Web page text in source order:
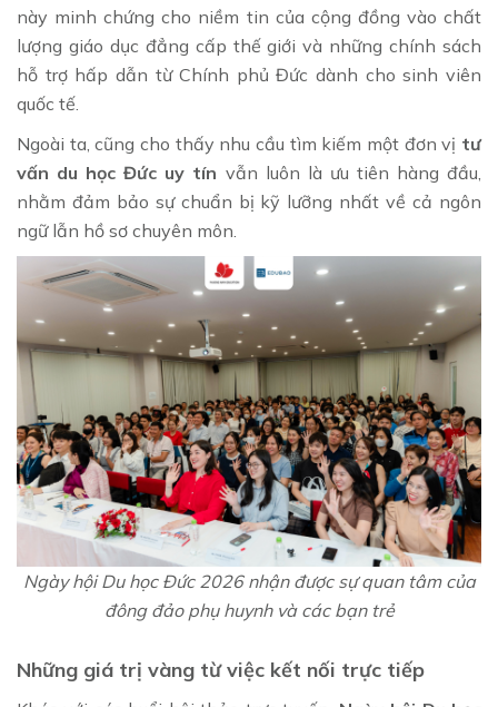
này minh chứng cho niềm tin của cộng đồng vào chất
lượng giáo dục đẳng cấp thế giới và những chính sách
hỗ trợ hấp dẫn từ Chính phủ Đức dành cho sinh viên
quốc tế.
Ngoài ta, cũng cho thấy nhu cầu tìm kiếm một đơn vị tư
vấn du học Đức uy tín vẫn luôn là ưu tiên hàng đầu,
nhằm đảm bảo sự chuẩn bị kỹ lưỡng nhất về cả ngôn
ngữ lẫn hồ sơ chuyên môn.
Ngày hội Du học Đức 2026 nhận được sự quan tâm của
đông đảo phụ huynh và các bạn trẻ
Những giá trị vàng từ việc kết nối trực tiếp